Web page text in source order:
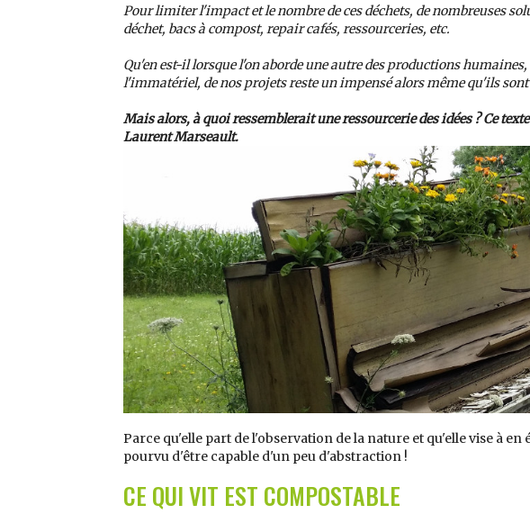
Pour limiter l'impact et le nombre de ces déchets, de nombreuses
déchet, bacs à compost, repair cafés, ressourceries, etc.
Qu'en est-il lorsque l'on aborde une autre des productions
l'immatériel, de nos projets reste un impensé alors même qu'ils
Mais alors, à quoi ressemblerait une ressourcerie des idées ? Ce
Laurent Marseault.
Parce qu'elle part de l'observation de la nature et qu'elle vise à
pourvu d'être capable d'un peu d'abstraction !
CE QUI VIT EST COMPOSTABLE